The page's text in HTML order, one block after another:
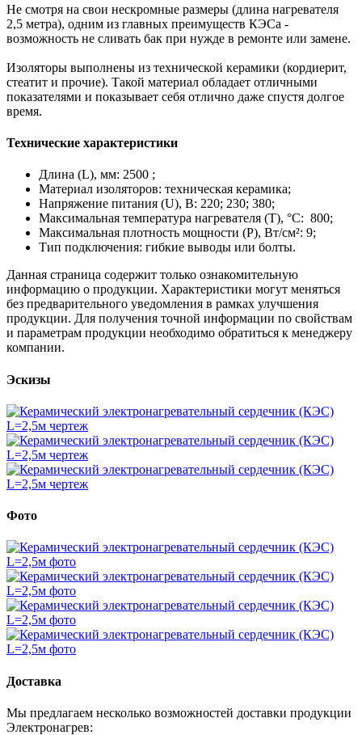
Не смотря на свои нескромные размеры (длина нагревателя
2,5 метра), одним из главных преимуществ КЭСа -
возможность не сливать бак при нужде в ремонте или замене.
Изоляторы выполнены из технической керамики (кордиерит,
стеатит и прочие). Такой материал обладает отличными
показателями и показывает себя отлично даже спустя долгое
время.
Технические характеристики
Длина (L), мм: 2500 ;
Материал изоляторов: техническая керамика;
Напряжение питания (U), В: 220; 230; 380;
Максимальная температура нагревателя (Т), °С: 800;
Максимальная плотность мощности (Р), Вт/cм²: 9;
Тип подключения: гибкие выводы или болты.
Данная страница содержит только ознакомительную
информацию о продукции. Характеристики могут меняться
без предварительного уведомления в рамках улучшения
продукции. Для получения точной информации по свойствам
и параметрам продукции необходимо обратиться к менеджеру
компании.
Эскизы
Фото
Доставка
Мы предлагаем несколько возможностей доставки продукции
Электронагрев: